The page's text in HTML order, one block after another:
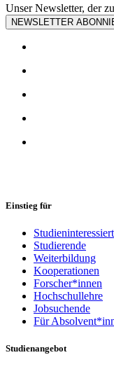
Unser Newsletter, der
NEWSLETTER
Einstieg für
Studierende
Weiterbildung
Kooperationen
Forscher*innen
Hochschullehre
Jobsuchende
Für
Studienangebot